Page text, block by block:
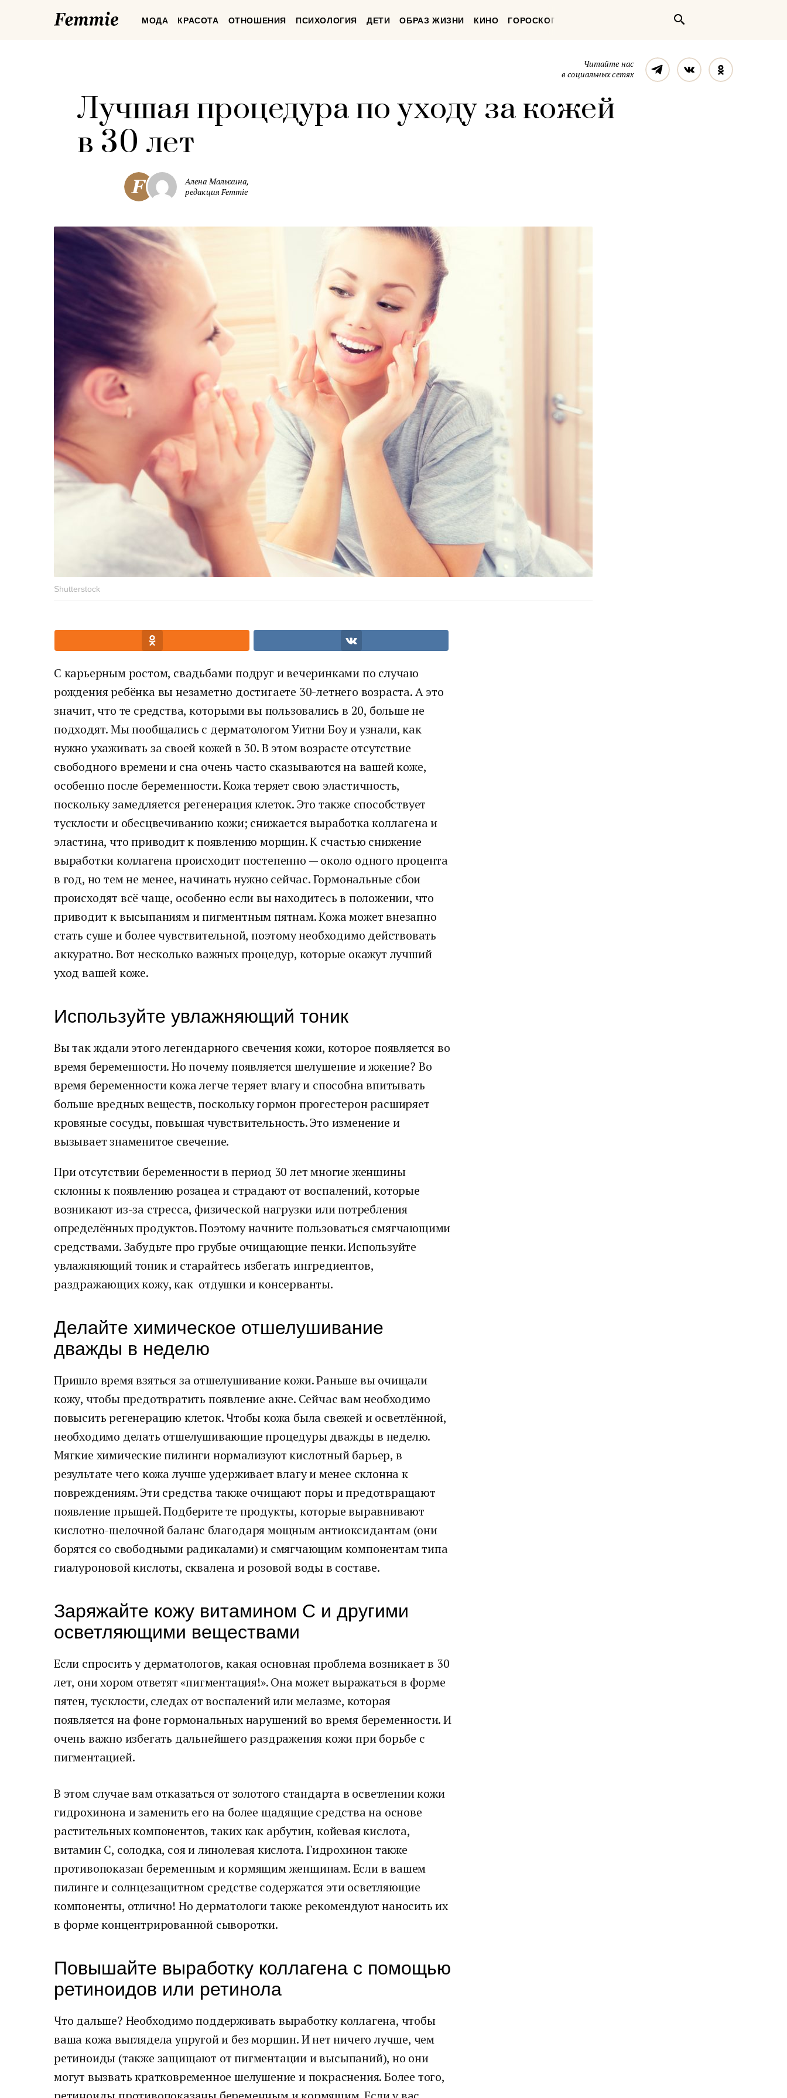
FemmieМОДА КРАСОТА ОТНОШЕНИЯ ПСИХОЛОГИЯ ДЕТИ ОБРАЗ ЖИЗНИ КИНО ГОРОСКОП
Читайте нас
в социальных сетях
ТелеграмВконтакте
Лучшая процедура по уходу за кожей
в 30 лет
Алена Малыхина,
редакция Femmie
Shutterstock
С карьерным ростом, свадьбами подруг и вечеринками по случаю
рождения ребёнка вы незаметно достигаете 30-летнего возраста. А это
значит, что те средства, которыми вы пользовались в 20, больше не
подходят. Мы пообщались с дерматологом Уитни Боу и узнали, как
нужно ухаживать за своей кожей в 30. В этом возрасте отсутствие
свободного времени и сна очень часто сказываются на вашей коже,
особенно после беременности. Кожа теряет свою эластичность,
поскольку замедляется регенерация клеток. Это также способствует
тусклости и обесцвечиванию кожи; снижается выработка коллагена и
эластина, что приводит к появлению морщин. К счастью снижение
выработки коллагена происходит постепенно — около одного процента
в год, но тем не менее, начинать нужно сейчас. Гормональные сбои
происходят всё чаще, особенно если вы находитесь в положении, что
приводит к высыпаниям и пигментным пятнам. Кожа может внезапно
стать суше и более чувствительной, поэтому необходимо действовать
аккуратно. Вот несколько важных процедур, которые окажут лучший
уход вашей коже.
Используйте увлажняющий тоник
Вы так ждали этого легендарного свечения кожи, которое появляется во
время беременности. Но почему появляется шелушение и жжение? Во
время беременности кожа легче теряет влагу и способна впитывать
больше вредных веществ, поскольку гормон прогестерон расширяет
кровяные сосуды, повышая чувствительность. Это изменение и
вызывает знаменитое свечение.
При отсутствии беременности в период 30 лет многие женщины
склонны к появлению розацеа и страдают от воспалений, которые
возникают из-за стресса, физической нагрузки или потребления
определённых продуктов. Поэтому начните пользоваться смягчающими
средствами. Забудьте про грубые очищающие пенки. Используйте
увлажняющий тоник и старайтесь избегать ингредиентов,
раздражающих кожу, как отдушки и консерванты.
Делайте химическое отшелушивание
дважды в неделю
Пришло время взяться за отшелушивание кожи. Раньше вы очищали
кожу, чтобы предотвратить появление акне. Сейчас вам необходимо
повысить регенерацию клеток. Чтобы кожа была свежей и осветлённой,
необходимо делать отшелушивающие процедуры дважды в неделю.
Мягкие химические пилинги нормализуют кислотный барьер, в
результате чего кожа лучше удерживает влагу и менее склонна к
повреждениям. Эти средства также очищают поры и предотвращают
появление прыщей. Подберите те продукты, которые выравнивают
кислотно-щелочной баланс благодаря мощным антиоксидантам (они
борятся со свободными радикалами) и смягчающим компонентам типа
гиалуроновой кислоты, сквалена и розовой воды в составе.
Заряжайте кожу витамином С и другими
осветляющими веществами
Если спросить у дерматологов, какая основная проблема возникает в 30
лет, они хором ответят «пигментация!». Она может выражаться в форме
пятен, тусклости, следах от воспалений или мелазме, которая
появляется на фоне гормональных нарушений во время беременности. И
очень важно избегать дальнейшего раздражения кожи при борьбе с
пигментацией.
В этом случае вам отказаться от золотого стандарта в осветлении кожи
гидрохинона и заменить его на более щадящие средства на основе
растительных компонентов, таких как арбутин, койевая кислота,
витамин C, солодка, соя и линолевая кислота. Гидрохинон также
противопоказан беременным и кормящим женщинам. Если в вашем
пилинге и солнцезащитном средстве содержатся эти осветляющие
компоненты, отлично! Но дерматологи также рекомендуют наносить их
в форме концентрированной сыворотки.
Повышайте выработку коллагена с помощью
ретиноидов или ретинола
Что дальше? Необходимо поддерживать выработку коллагена, чтобы
ваша кожа выглядела упругой и без морщин. И нет ничего лучше, чем
ретиноиды (также защищают от пигментации и высыпаний), но они
могут вызвать кратковременное шелушение и покраснения. Более того,